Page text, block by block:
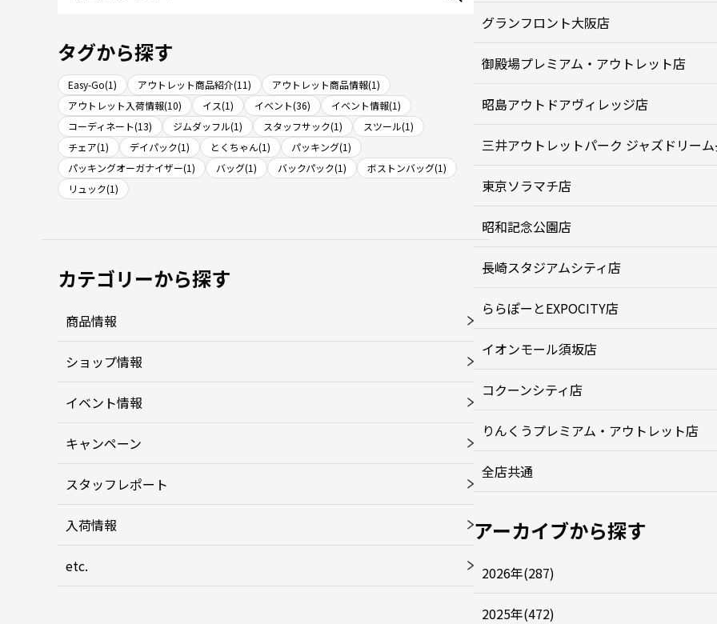
タグから探す
Easy-Go(1) アウトレット商品紹介(11)
アウトレット商品情報(1)
アウトレット入荷情報(10)
イス(1) イベント(36)
イベント情報(1)
コーディネート(13)
ジムダッフル(1) スタッフサック(1)
スツール(1)
チェア(1)
デイパック(1) とくちゃん(1)
パッキング(1)
パッキングオーガナイザー(1)
バッグ(1) バックパック(1)
ボストンバッグ(1)
リュック(1)
カテゴリーから探す
商品情報
ショップ情報
イベント情報
キャンペーン
スタッフレポート
入荷情報
etc.
グランフロント大阪店
御殿場プレミアム・アウトレット店
昭島アウトドアヴィレッジ店
三井アウトレットパーク ジャズドリー
東京ソラマチ店
昭和記念公園店
長崎スタジアムシティ店
ららぽーとEXPOCITY店
イオンモール須坂店
コクーンシティ店
りんくうプレミアム・アウトレット店
全店共通
アーカイブから探す
2026年(287)
2025年(472)